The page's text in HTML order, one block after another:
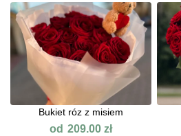
Bukiet róz z misiem
od 209.00 zł